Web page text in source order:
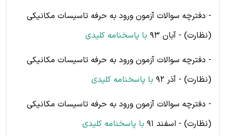
- دفترچه سوالات آزمون ورود به حرفه تاسیسات مکانیکی
(نظارت) - آبان 93
با پاسخنامه کلیدی
- دفترچه سوالات آزمون ورود به حرفه تاسیسات مکانیکی
(نظارت) - آذر 92
با پاسخنامه کلیدی
- دفترچه سوالات آزمون ورود به حرفه تاسیسات مکانیکی
(نظارت) - اسفند 91
با پاسخنامه کلیدی